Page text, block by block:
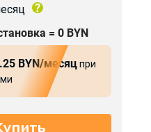
= 0 BYN
BYN/месяцпри